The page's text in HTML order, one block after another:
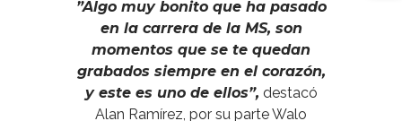
”Algo muy bonito que ha pasado
en la carrera de la MS, son
momentos que se te quedan
grabados siempre en el corazón,
y este es uno de ellos”, destacó
Alan Ramírez, por su parte Walo